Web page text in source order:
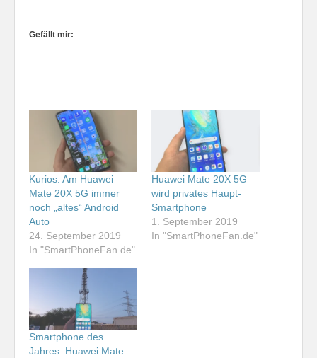
Gefällt mir:
Kurios: Am Huawei
Mate 20X 5G immer
noch „altes“ Android
Auto
24. September 2019
In "SmartPhoneFan.de"
Huawei Mate 20X 5G
wird privates Haupt-
Smartphone
1. September 2019
In "SmartPhoneFan.de"
Smartphone des
Jahres: Huawei Mate